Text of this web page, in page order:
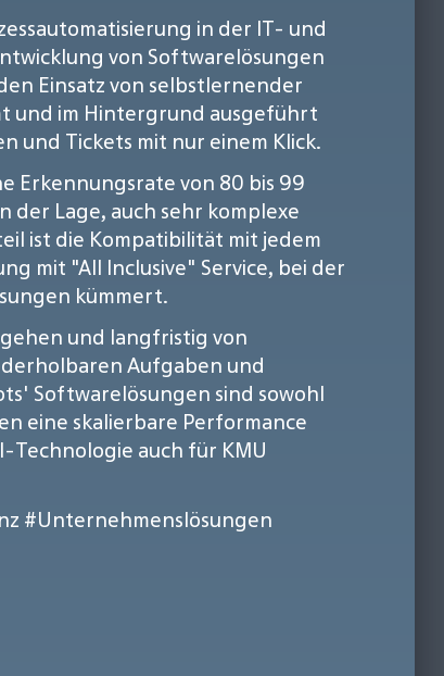
in der IT- und
von Softwarelösungen
Einsatz von selbstlernender
und im Hintergrund ausgeführt
und Tickets mit nur einem Klick.
Erkennungsrate von 80 bis 99
der Lage, auch sehr komplexe
ist die Kompatibilität mit jedem
mit "All Inclusive" Service, bei der
kümmert.
und langfristig von
Aufgaben und
Softwarelösungen sind sowohl
eine skalierbare Performance
auch für KMU
#Unternehmenslösungen